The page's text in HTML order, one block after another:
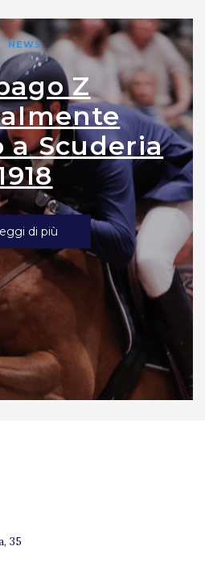
NEWS
Z
a Scuderia
di più
35